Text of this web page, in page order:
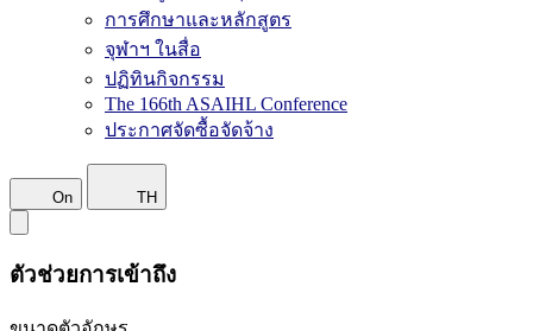
การศึกษาและหลักสูตร
จุฬาฯ ในสื่อ
ปฏิทินกิจกรรม
The 166th ASAIHL Conference
ประกาศจัดซื้อจัดจ้าง
On TH
ตัวช่วยการเข้าถึง